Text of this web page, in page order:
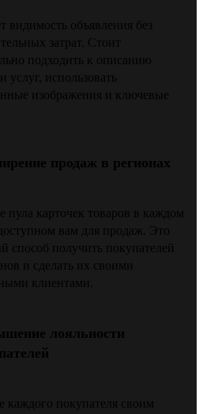
видимость объявления без
затрат. Стоит
подходить к описанию
услуг, использовать
изображения и ключевые
продаж в регионах
пула карточек товаров в каждом
вам для продаж. Это
способ получить покупателей
и сделать их своими
клиентами.
лояльности
каждого покупателя своим